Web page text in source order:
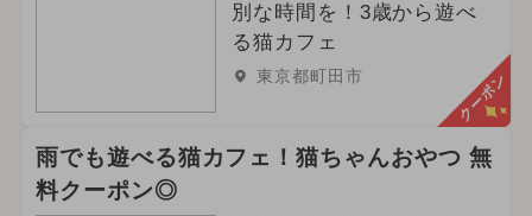
別な時間を！3歳から遊べ
る猫カフェ
東京都町田市 クーポン
雨でも遊べる猫カフェ！猫ちゃんおやつ 無
料クーポン◎